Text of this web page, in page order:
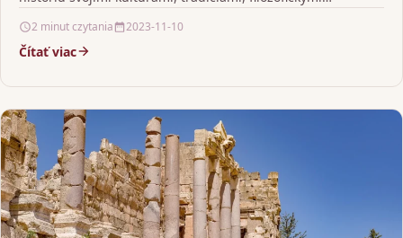
2 minut czytania 2023-11-10
Čítať viac